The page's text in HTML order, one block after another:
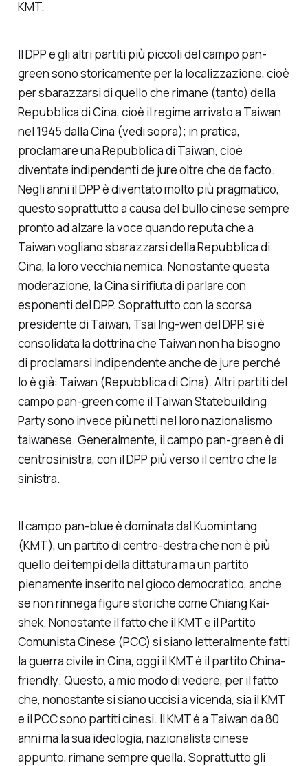
KMT.
Il DPP e gli altri partiti più piccoli del campo pan-
green sono storicamente per la localizzazione, cioè
per sbarazzarsi di quello che rimane (tanto) della
Repubblica di Cina, cioè il regime arrivato a Taiwan
nel 1945 dalla Cina (vedi sopra); in pratica,
proclamare una Repubblica di Taiwan, cioè
diventate indipendentide jureoltre chede facto.
Negli anni il DPP è diventato molto più pragmatico,
questo soprattutto a causa del bullo cinese sempre
pronto ad alzare la voce quando reputa che a
Taiwan vogliano sbarazzarsi della Repubblica di
Cina, la loro vecchia nemica. Nonostante questa
moderazione, la Cina si rifiuta di parlare con
esponenti del DPP. Soprattutto con la scorsa
presidente di Taiwan, Tsai Ing-wen del DPP, si è
consolidata la dottrina che Taiwan non ha bisogno
di proclamarsi indipendente anchede jure perché
lo è già: Taiwan (Repubblica di Cina). Altri partiti del
campo pan-green come il Taiwan Statebuilding
Party sono invece più netti nel loro nazionalismo
taiwanese. Generalmente, il campo pan-green è di
centrosinistra, con il DPP più verso il centro che la
sinistra.
Il campo pan-blue è dominata dal Kuomintang
(KMT), un partito di centro-destra che non è più
quello dei tempi della dittatura ma un partito
pienamente inserito nel gioco democratico, anche
se non rinnega figure storiche come Chiang Kai-
shek. Nonostante il fatto che il KMT e il Partito
Comunista Cinese (PCC) si siano letteralmente fatti
la guerra civile in Cina, oggi il KMT è il partitoChina-
friendly. Questo, a mio modo di vedere, per il fatto
che, nonostante si siano uccisi a vicenda, sia il KMT
e il PCC sono partiticinesi. Il KMT è a Taiwan da 80
anni ma la sua ideologia, nazionalista cinese
appunto, rimane sempre quella. Soprattutto gli